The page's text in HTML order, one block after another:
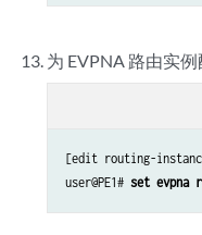
为 EVPNA 路由实例
[edit routing-
user@PE1# set evpna